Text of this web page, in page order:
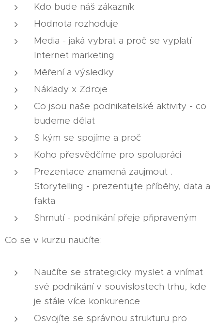
Kdo bude náš zákazník
Hodnota rozhoduje
Media - jaká vybrat a proč se vyplatí
Internet marketing
Měření a výsledky
Náklady x Zdroje
Co jsou naše podnikatelské aktivity - co
budeme dělat
S kým se spojíme a proč
Koho přesvědčíme pro spolupráci
Prezentace znamená zaujmout .
Storytelling - prezentujte příběhy, data a
fakta
Shrnutí - podnikání přeje připraveným
Co se v kurzu naučíte:
Naučíte se strategicky myslet a vnímat
své podnikání v souvislostech trhu, kde
je stále více konkurence
Osvojíte se správnou strukturu pro